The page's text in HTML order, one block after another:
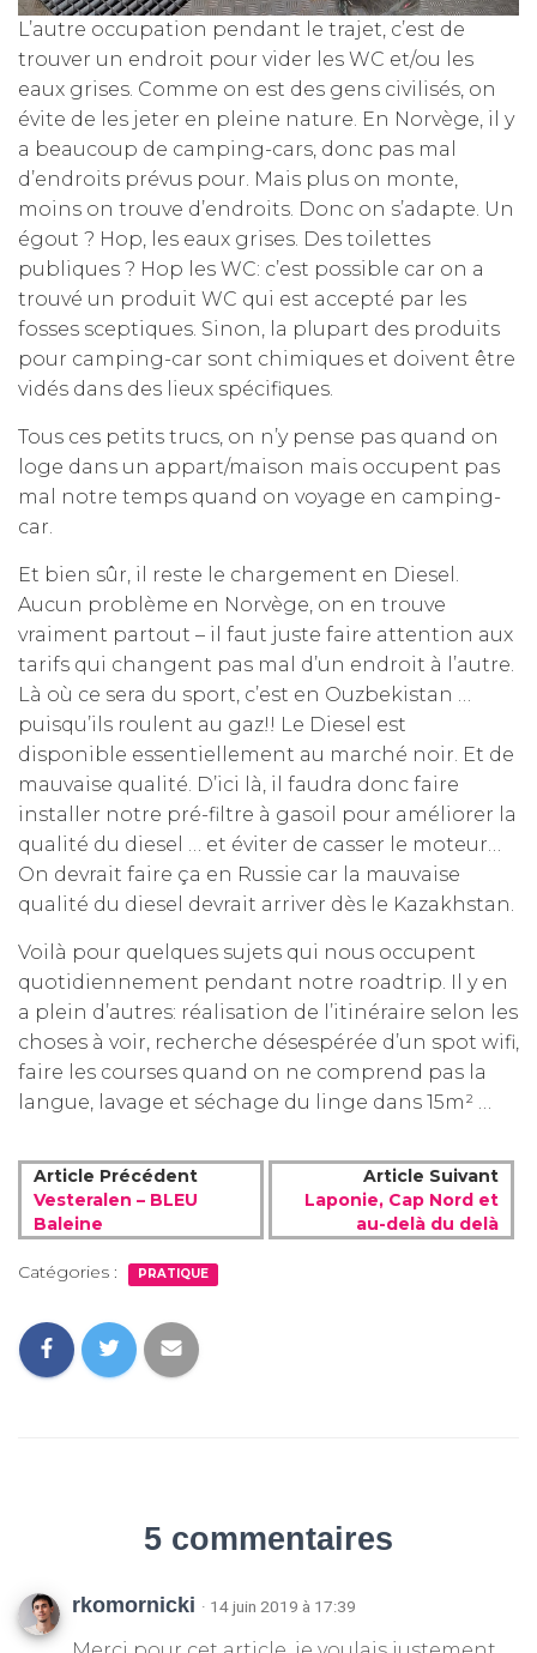
L’autre occupation pendant le trajet, c’est de
trouver un endroit pour vider les WC et/ou les
eaux grises. Comme on est des gens civilisés, on
évite de les jeter en pleine nature. En Norvège, il y
a beaucoup de camping-cars, donc pas mal
d’endroits prévus pour. Mais plus on monte,
moins on trouve d’endroits. Donc on s’adapte. Un
égout ? Hop, les eaux grises. Des toilettes
publiques ? Hop les WC: c’est possible car on a
trouvé un produit WC qui est accepté par les
fosses sceptiques. Sinon, la plupart des produits
pour camping-car sont chimiques et doivent être
vidés dans des lieux spécifiques.
Tous ces petits trucs, on n’y pense pas quand on
loge dans un appart/maison mais occupent pas
mal notre temps quand on voyage en camping-
car.
Et bien sûr, il reste le chargement en Diesel.
Aucun problème en Norvège, on en trouve
vraiment partout – il faut juste faire attention aux
tarifs qui changent pas mal d’un endroit à l’autre.
Là où ce sera du sport, c’est en Ouzbekistan …
puisqu’ils roulent au gaz!! Le Diesel est
disponible essentiellement au marché noir. Et de
mauvaise qualité. D’ici là, il faudra donc faire
installer notre pré-filtre à gasoil pour améliorer la
qualité du diesel … et éviter de casser le moteur…
On devrait faire ça en Russie car la mauvaise
qualité du diesel devrait arriver dès le Kazakhstan.
Voilà pour quelques sujets qui nous occupent
quotidiennement pendant notre roadtrip. Il y en
a plein d’autres: réalisation de l’itinéraire selon les
choses à voir, recherche désespérée d’un spot wifi,
faire les courses quand on ne comprend pas la
langue, lavage et séchage du linge dans 15m² …
Article Précédent
Vesteralen – BLEU
Baleine
Article Suivant
Laponie, Cap Nord et
au-delà du delà
Catégories : PRATIQUE
5 commentaires
rkomornicki · 14 juin 2019 à 17:39